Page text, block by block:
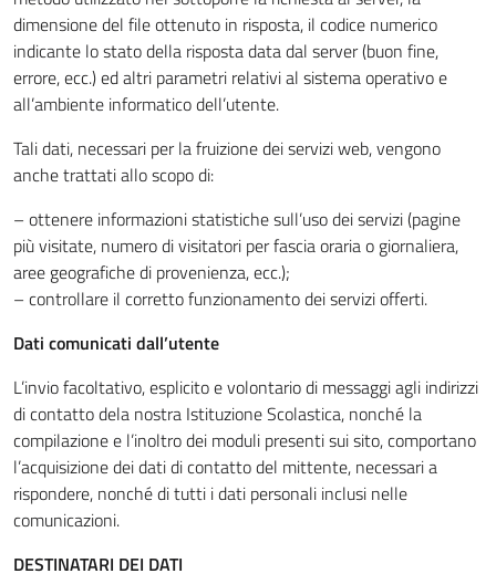
dimensione del file ottenuto in risposta, il codice numerico
indicante lo stato della risposta data dal server (buon fine,
errore, ecc.) ed altri parametri relativi al sistema operativo e
all’ambiente informatico dell’utente.
Tali dati, necessari per la fruizione dei servizi web, vengono
anche trattati allo scopo di:
– ottenere informazioni statistiche sull’uso dei servizi (pagine
più visitate, numero di visitatori per fascia oraria o giornaliera,
aree geografiche di provenienza, ecc.);
– controllare il corretto funzionamento dei servizi offerti.
Dati comunicati dall’utente
L’invio facoltativo, esplicito e volontario di messaggi agli indirizzi
di contatto dela nostra Istituzione Scolastica, nonché la
compilazione e l’inoltro dei moduli presenti sui sito, comportano
l’acquisizione dei dati di contatto del mittente, necessari a
rispondere, nonché di tutti i dati personali inclusi nelle
comunicazioni.
DESTINATARI DEI DATI